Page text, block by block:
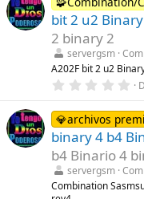
s
)
e
s
e
l
a
(
s
)
bit 2 u2
2 binary 2
servergsm
A202F bit 2 u2
0
0
0
e
s
t
r
e
l
💎archivos
binary 4 b4
b4 Binario 4
servergsm
Combination